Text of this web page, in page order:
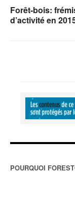
Forêt-bois:
d’activité en
POURQUOI